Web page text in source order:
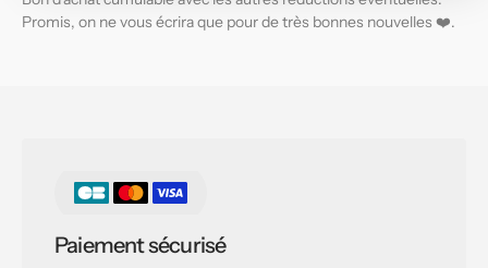
Promis, on ne vous écrira que pour de très bonnes nouvelles ❤️.
Paiement sécurisé